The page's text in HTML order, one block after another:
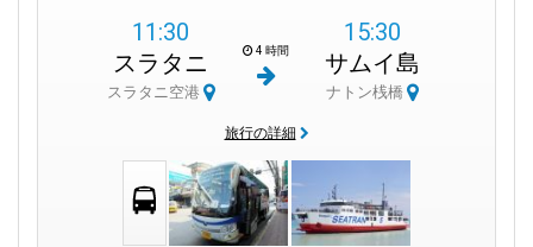
11:30
スラタニ
スラタニ空港
4 時間
15:30
サムイ島
ナトン桟橋
旅行の詳細